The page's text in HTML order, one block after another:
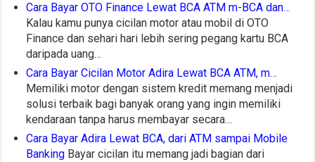
Cara Bayar OTO Finance Lewat BCA ATM m-BCA dan…
Kalau kamu punya cicilan motor atau mobil di OTO
Finance dan sehari hari lebih sering pegang kartu BCA
daripada uang…
Cara Bayar Cicilan Motor Adira Lewat BCA ATM, m…
Memiliki motor dengan sistem kredit memang menjadi
solusi terbaik bagi banyak orang yang ingin memiliki
kendaraan tanpa harus membayar secara…
Cara Bayar Adira Lewat BCA, dari ATM sampai Mobile
Banking Bayar cicilan itu memang jadi bagian dari